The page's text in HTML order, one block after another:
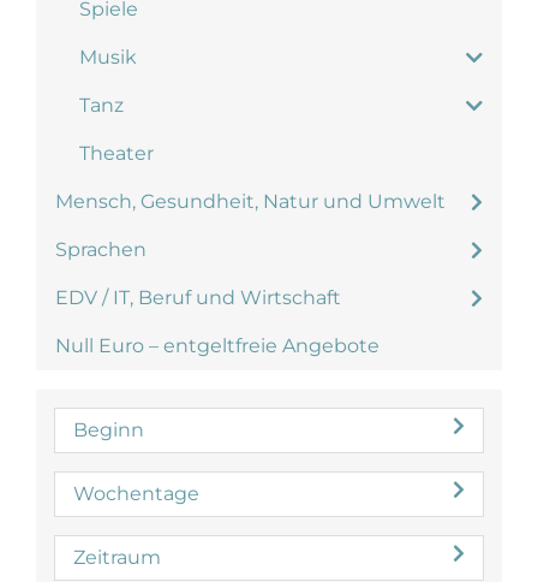
Spiele
Musik
Tanz
Theater
Mensch, Gesundheit, Natur und Umwelt
Sprachen
EDV / IT, Beruf und Wirtschaft
Null Euro – entgeltfreie Angebote
Beginn
Wochentage
Zeitraum